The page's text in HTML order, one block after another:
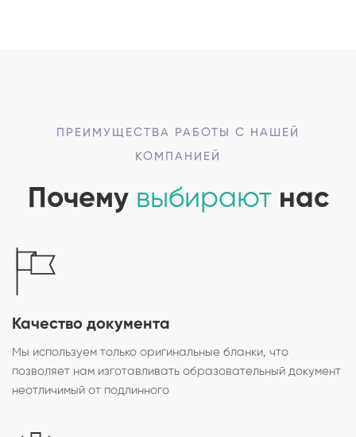
ПРЕИМУЩЕСТВА РАБОТЫ С НАШЕЙ
КОМПАНИЕЙ
Почему выбираютнас
Качество документа
Мы используем только оригинальные бланки, что
позволяет нам изготавливать образовательный документ
неотличимый от подлинного